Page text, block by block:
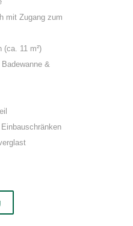
mit Zugang zum
(ca. 11 m²)
&